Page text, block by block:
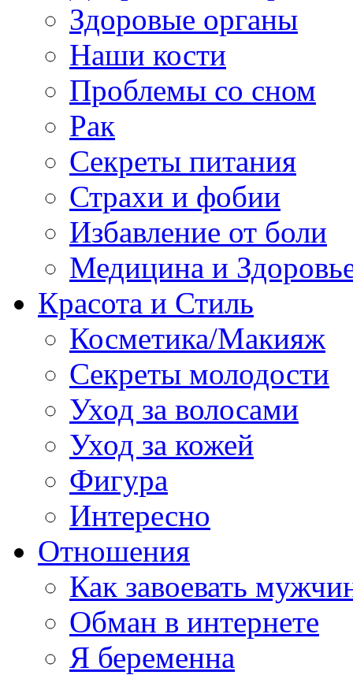
Здоровые органы
Наши кости
Проблемы со сном
Рак
Секреты питания
Страхи и фобии
Избавление от боли
Медицина и
Красота и Стиль
Косметика/Макияж
Секреты молодости
Уход за волосами
Уход за кожей
Фигура
Интересно
Отношения
Как завоевать
Обман в интернете
Я беременна